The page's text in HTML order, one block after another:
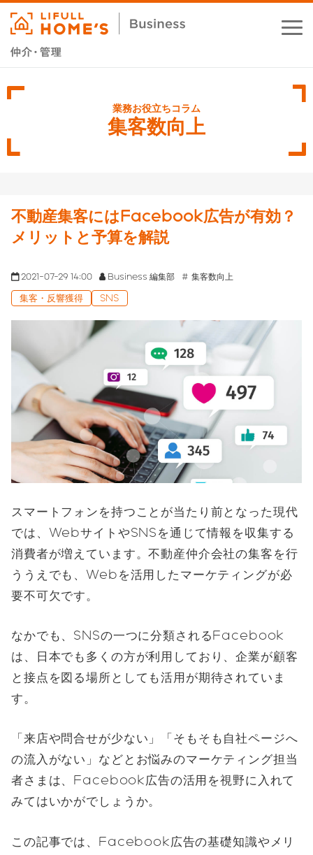
業務支援サービス
資料ダウンロード
集客数向上
不動産集客にはFacebook広告が有効？
メリットと予算を解説
2021-07-29 14:00 Business 編集部 集客数向上
集客・反響獲得 SNS
スマートフォンを持つことが当たり前となった現代
では、WebサイトやSNSを通じて情報を収集する
消費者が増えています。不動産仲介会社の集客を行
ううえでも、Webを活用したマーケティングが必
要不可欠です。
なかでも、SNSの一つに分類されるFacebook
は、日本でも多くの方が利用しており、企業が顧客
と接点を図る場所としても活用が期待されていま
す。
「来店や問合せが少ない」「そもそも自社ページへ
の流入がない」などとお悩みのマーケティング担当
者さまは、Facebook広告の活用を視野に入れて
みてはいかがでしょうか。
この記事では、Facebook広告の基礎知識やメリ